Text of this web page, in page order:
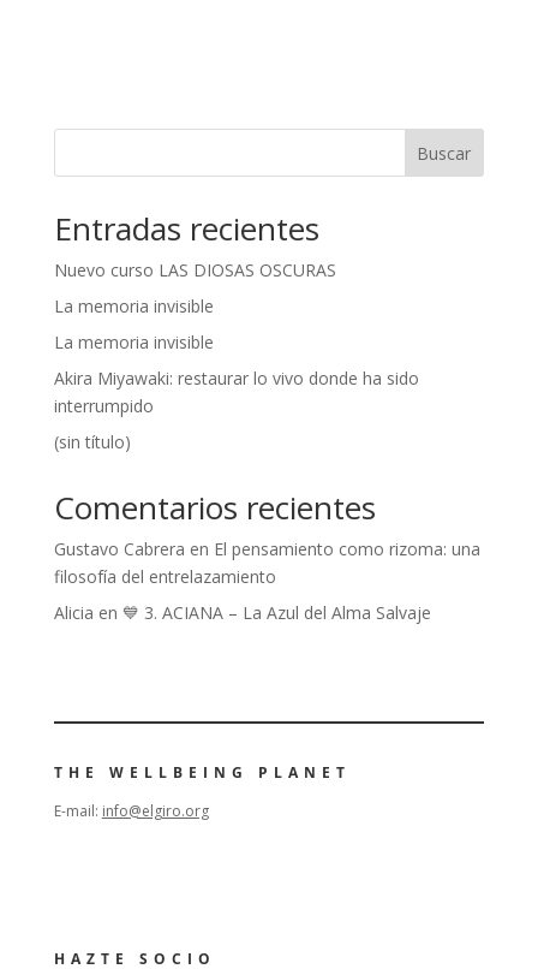
e
:
Buscar
Entradas recientes
Nuevo curso LAS DIOSAS OSCURAS
La memoria invisible
La memoria invisible
Akira Miyawaki: restaurar lo vivo donde ha sido
interrumpido
(sin título)
Comentarios recientes
Gustavo Cabrera en El pensamiento como rizoma: una
filosofía del entrelazamiento
Alicia en 💙 3. ACIANA – La Azul del Alma Salvaje
THE WELLBEING PLANET
E-mail: info@elgiro.org
HAZTE SOCIO